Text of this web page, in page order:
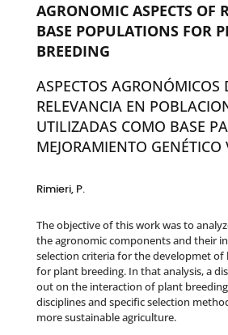
AGRONOMIC ASPECTS OF
BASE POPULATIONS FOR
BREEDING
ASPECTOS AGRONÓMICOS
RELEVANCIA EN
UTILIZADAS COMO BASE
MEJORAMIENTO GENÉTICO
Rimieri, P.
The objective of this work was to
the agronomic components and their
selection criteria for the developmet of
for plant breeding. In that analysis, a
out on the interaction of plant
disciplines and specific selection
more sustainable agriculture.